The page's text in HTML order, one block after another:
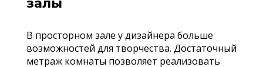
залы
В просторном зале у дизайнера больше
возможностей для творчества. Достаточный
метраж комнаты позволяет реализовать